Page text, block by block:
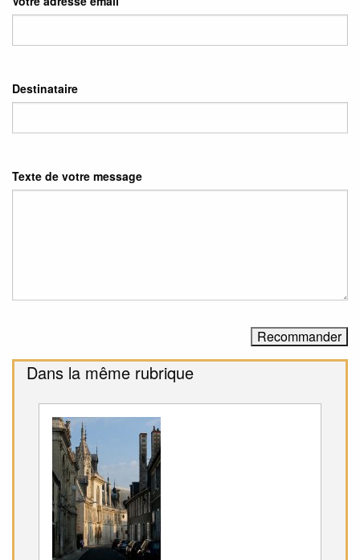
Destinataire
Texte de votre message
Dans la même rubrique